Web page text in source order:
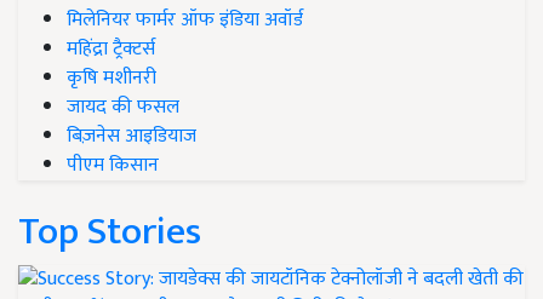
मिलेनियर फार्मर ऑफ इंडिया अवॉर्ड
महिंद्रा ट्रैक्टर्स
कृषि मशीनरी
जायद की फसल
बिज़नेस आइडियाज
पीएम किसान
Top Stories